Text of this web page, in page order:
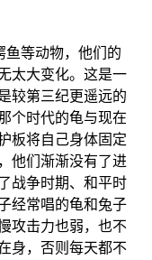
等动物，他们的
太大变化。这是一
较第三纪更遥远的
个时代的龟与现在
板将自己身体固定
他们渐渐没有了进
战争时期、和平时
经常唱的龟和兔子
攻击力也弱，也不
身，否则每天都不